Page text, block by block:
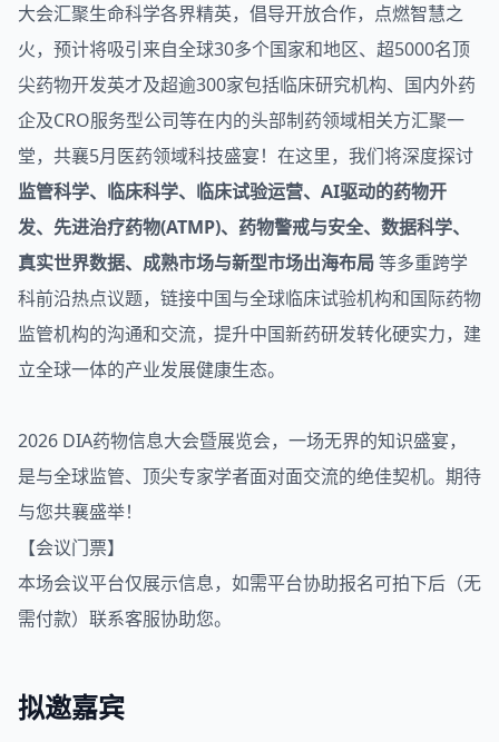
大会汇聚生命科学各界精英，倡导开放合作，点燃智慧之
火，预计将吸引来自全球30多个国家和地区、超5000名顶
尖药物开发英才及超逾300家包括临床研究机构、国内外药
企及CRO服务型公司等在内的头部制药领域相关方汇聚一
堂，共襄5月医药领域科技盛宴！在这里，我们将深度探讨
监管科学、临床科学、临床试验运营、AI驱动的药物开
发、先进治疗药物(ATMP)、药物警戒与安全、数据科学、
真实世界数据、成熟市场与新型市场出海布局等多重跨学
科前沿热点议题，链接中国与全球临床试验机构和国际药物
监管机构的沟通和交流，提升中国新药研发转化硬实力，建
立全球一体的产业发展健康生态。
2026 DIA药物信息大会暨展览会，一场无界的知识盛宴，
是与全球监管、顶尖专家学者面对面交流的绝佳契机。期待
与您共襄盛举！
【会议门票】
本场会议平台仅展示信息，如需平台协助报名可拍下后（无
需付款）联系客服协助您。
拟邀嘉宾